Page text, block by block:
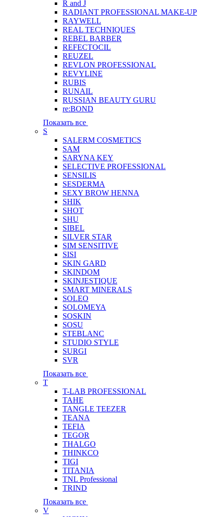
R and J
RADIANT PROFESSIONAL MAKE-UP
RAYWELL
REAL TECHNIQUES
REBEL BARBER
REFECTOCIL
REUZEL
REVLON PROFESSIONAL
REVYLINE
RUBIS
RUNAIL
RUSSIAN BEAUTY GURU
re:BOND
Показать все
S
SALERM COSMETICS
SAM
SARYNA KEY
SELECTIVE PROFESSIONAL
SENSILIS
SESDERMA
SEXY BROW HENNA
SHIK
SHOT
SHU
SIBEL
SILVER STAR
SIM SENSITIVE
SISI
SKIN GARD
SKINDOM
SKINJESTIQUE
SMART MINERALS
SOLEO
SOLOMEYA
SOSKIN
SOSU
STEBLANC
STUDIO STYLE
SURGI
SVR
Показать все
T
T-LAB PROFESSIONAL
TAHE
TANGLE TEEZER
TEANA
TEFIA
TEGOR
THALGO
THINKCO
TIGI
TITANIA
TNL Professional
TRIND
Показать все
V